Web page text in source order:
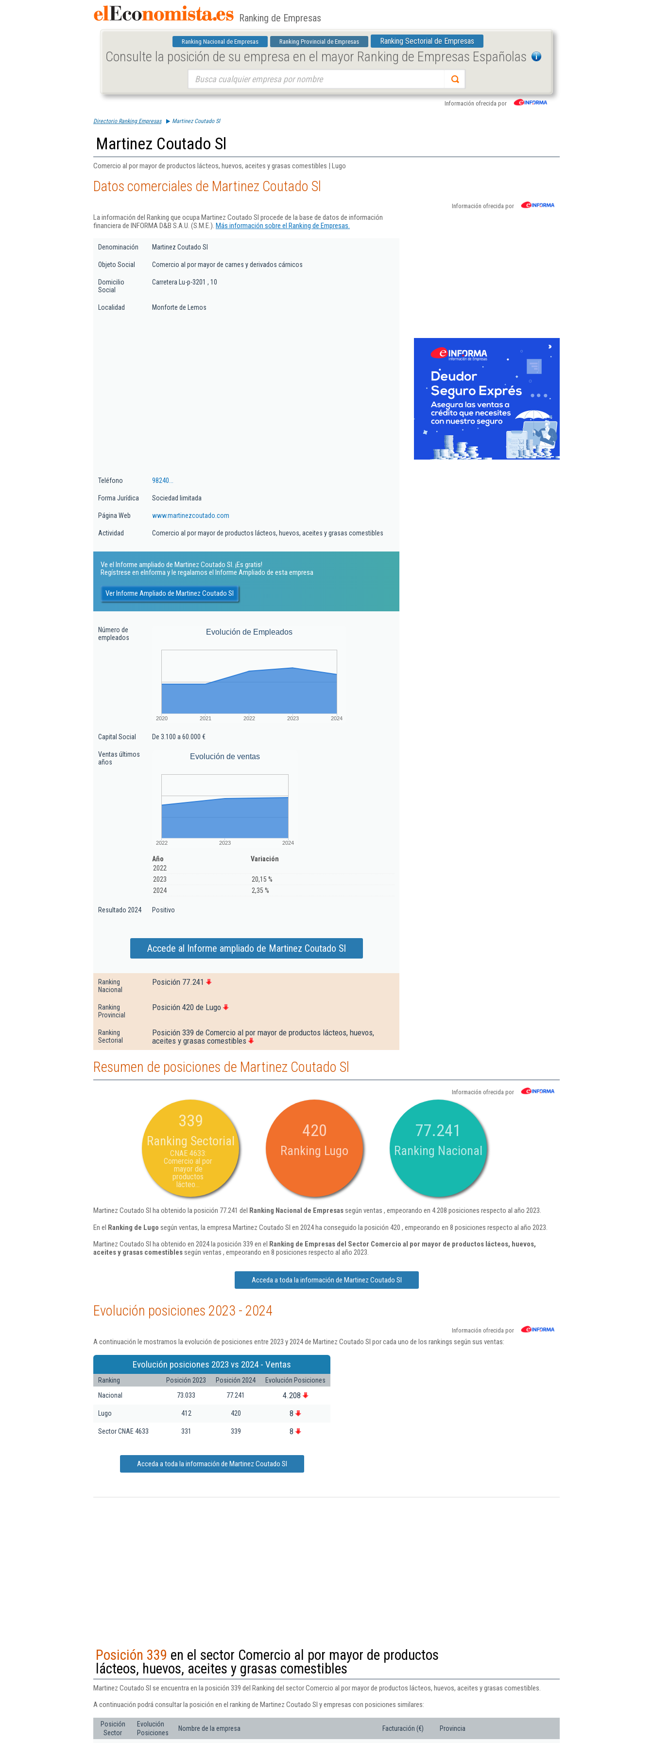
Ranking de Empresas
Ranking Nacional de Empresas Ranking Provincial de Empresas Ranking Sectorial de Empresas
Consulte la posición de su empresa en el mayor Ranking de Empresas Españolas
Información ofrecida por
Directorio Ranking Empresas Martinez Coutado Sl
Martinez Coutado Sl
Comercio al por mayor de productos lácteos, huevos, aceites y grasas comestibles | Lugo
Datos comerciales de Martinez Coutado Sl
Información ofrecida por
La información del Ranking que ocupa Martinez Coutado Sl procede de la base de datos de información
financiera de INFORMA D&B S.A.U. (S.M.E.). Más información sobre el Ranking de Empresas.
Denominación Martinez Coutado Sl
Objeto Social Comercio al por mayor de carnes y derivados cárnicos
Domicilio
Social
Carretera Lu-p-3201 , 10
Localidad Monforte de Lemos
Teléfono 98240...
Forma Jurídica Sociedad limitada
Página Web www.martinezcoutado.com
Actividad Comercio al por mayor de productos lácteos, huevos, aceites y grasas comestibles
Ve el Informe ampliado de Martinez Coutado Sl. ¡Es gratis!
Regístrese en eInforma y le regalamos el Informe Ampliado de esta empresa
Ver Informe Ampliado de Martinez Coutado Sl
Número de
empleados
Evolución de Empleados
2020 2021 2022 2023 2024
Capital Social De 3.100 a 60.000 €
Ventas últimos
años
Evolución de ventas
2022 2023 2024
Año
Variación
2022
2023
20,15 %
2024
2,35 %
Resultado 2024 Positivo
Accede al Informe ampliado de Martinez Coutado Sl
Ranking
Nacional
Posición 77.241
Ranking
Provincial
Posición 420 de Lugo
Ranking
Sectorial
Posición 339 de Comercio al por mayor de productos lácteos, huevos,
aceites y grasas comestibles
Resumen de posiciones de Martinez Coutado Sl
Información ofrecida por
339
Ranking Sectorial
CNAE 4633:
Comercio al por
mayor de
productos
lácteo...
420
Ranking Lugo
77.241
Ranking Nacional
Martinez Coutado Sl ha obtenido la posición 77.241 del Ranking Nacional de Empresassegún ventas , empeorando en 4.208 posiciones respecto al año 2023.
En el Ranking de Lugo según ventas, la empresa Martinez Coutado Sl en 2024 ha conseguido la posición 420 , empeorando en 8 posiciones respecto al año 2023.
Martinez Coutado Sl ha obtenido en 2024 la posición 339 en el Ranking de Empresas del Sector Comercio al por mayor de productos lácteos, huevos,
aceites y grasas comestiblessegún ventas , empeorando en 8 posiciones respecto al año 2023.
Acceda a toda la información de Martinez Coutado Sl
Evolución posiciones 2023 - 2024
Información ofrecida por
A continuación le mostramos la evolución de posiciones entre 2023 y 2024 de Martinez Coutado Sl por cada uno de los rankings según sus ventas:
Evolución posiciones 2023 vs 2024 - Ventas
Ranking Posición 2023 Posición 2024
Evolución Posiciones
Nacional
73.033 77.241 4.208
Lugo 412 420 8
Sector CNAE 4633 331 339 8
Acceda a toda la información de Martinez Coutado Sl
Posición 339 en el sector Comercio al por mayor de productos
lácteos, huevos, aceites y grasas comestibles
Martinez Coutado Sl se encuentra en la posición 339 del Ranking del sector Comercio al por mayor de productos lácteos, huevos, aceites y grasas comestibles.
A continuación podrá consultar la posición en el ranking de Martinez Coutado Sl y empresas con posiciones similares:
Posición
Sector
Evolución
Posiciones
Nombre de la empresa Facturación (€) Provincia